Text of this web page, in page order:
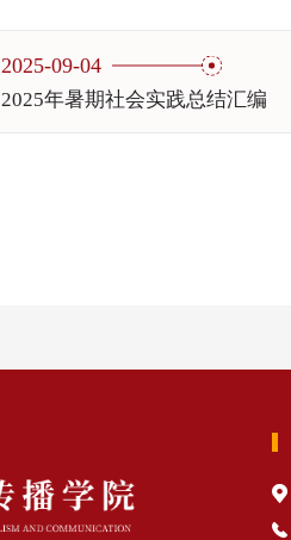
2025-09-04
2025年暑期社会实践总结汇编